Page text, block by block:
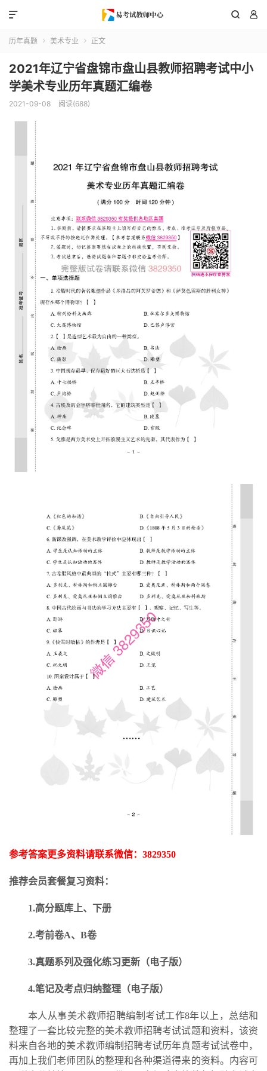
 

历年真题  美术专业  正文
2021年辽宁省盘锦市盘山县教师招聘考试中小
学美术专业历年真题汇编卷
2021-09-08 阅读(688)
参考答案更多资料请联系微信： 3829350
推荐会员套餐复习资料：
1.高分题库上、下册
2.考前卷A、B卷
3.真题系列及强化练习更新 （电子版）
4.笔记及考点归纳整理（电子版）
本人从事美术教师招聘编制考试工作8年以上，总结和
整理了一套比较完整的美术教师招聘考试试题和资料，该资
料来自各地的美术教师编制招聘考试历年真题考试试卷中，
再加上我们老师团队的整理和各种渠道得来的资料。内容可